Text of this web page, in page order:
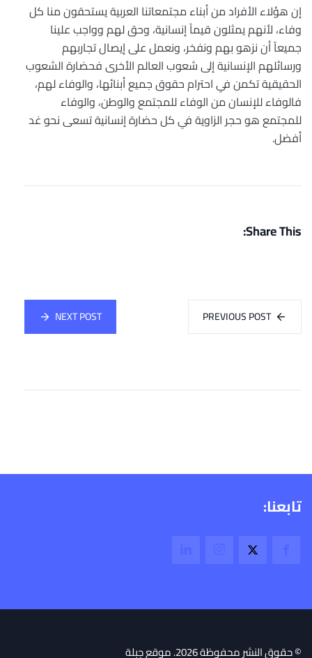
إن هؤلاء الأفراد من أبناء مجتمعاتنا العربية يستحقون منا كل
وفاء، لأنهم يمثلون قيماً إنسانية، وحق لهم وواجب علينا
جميعاً أن نزهو بهم ونفخر، ونعمل على إيصال تجاربهم
ورسائلهم الإنسانية إلى شعوب العالم الأخرى فحضارة الشعوب
الحقيقية تكمن في احترام حقوق جميع أبنائها، والوفاء لهم،
فالوفاء للإنسان من الوفاء للمجتمع والوطن، والوفاء
للمجتمع هو حجر الزاوية في كل حضارة إنسانية تسعى نحو غد
أفضل.
Share This:
PREVIOUS POST
NEXT POST
تابعنا:
© حقوق النشر محفوظة 2026. موقع جبلة